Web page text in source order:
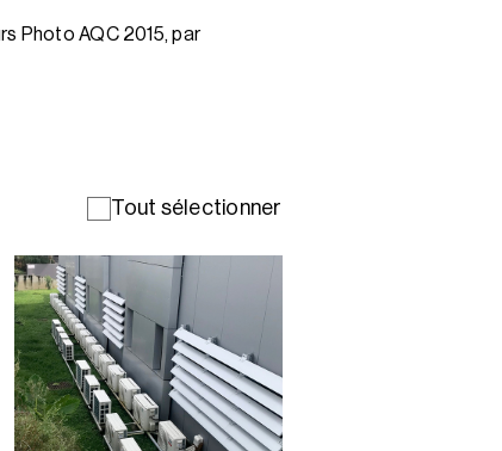
Photo AQC 2015, par
Tout sélectionner